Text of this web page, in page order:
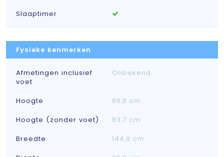
Slaaptimer
Fysieke kenmerken
Afmetingen inclusief
voet
Onbekend
Hoogte
89,8 cm
Hoogte (zonder voet)
83,7 cm
Breedte
144,9 cm